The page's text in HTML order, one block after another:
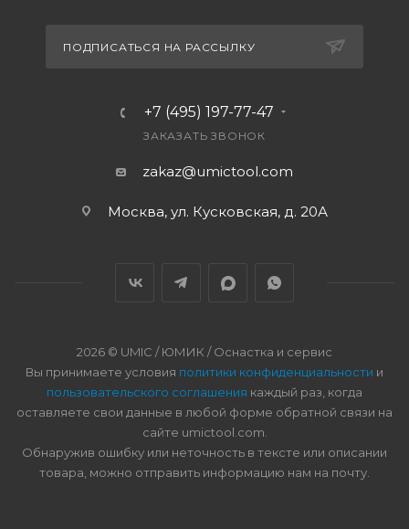
ПОДПИСАТЬСЯ НА РАССЫЛКУ
+7 (495) 197-77-47
ЗАКАЗАТЬ ЗВОНОК
zakaz@umictool.com
Москва, ул. Кусковская, д. 20А
2026 © UMIC / ЮМИК / Оснастка и сервис
Вы принимаете условия политики конфиденциальности и
пользовательского соглашения каждый раз, когда
оставляете свои данные в любой форме обратной связи на
сайте umictool.com.
Обнаружив ошибку или неточность в тексте или описании
товара, можно отправить информацию нам на почту.